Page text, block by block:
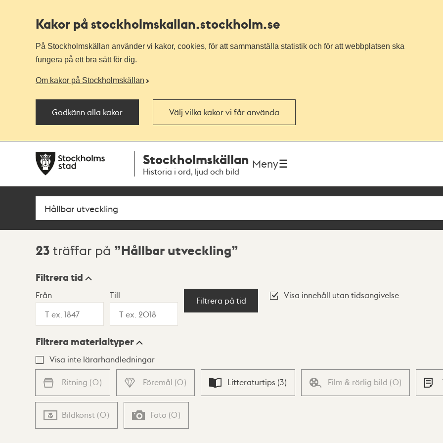
Kakor på stockholmskallan.stockholm.se
På Stockholmskällan använder vi kakor, cookies, för att sammanställa statistik och för att webbplatsen ska
fungera på ett bra sätt för dig.
Om kakor på Stockholmskällan
Godkänn alla kakor Välj vilka kakor vi får använda
navigationen
huvudinnehållet
Stockholmskällan
Historia i ord, ljud och bild
Meny
SökFritextsök
Sökresultat
23 träffar på Hållbar utveckling
Visningsläge
Lista Karta
Filtrera tid
Från Till
Filtrera på tid
Visa innehåll utan tidsangivelse
Filtrera materialtyper
Visa inte lärarhandledningar
Ritning (0) Föremål (0) Litteraturtips (3) Film & rörlig bild (0)
Bildkonst (0) Foto (0)